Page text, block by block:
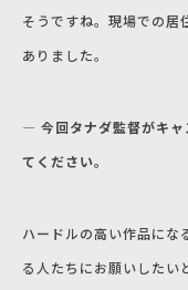
そうですね。現場での居
ありました。
― 今回タナダ監督がキャ
てください。
ハードルの高い作品にな
る人たちにお願いしたい